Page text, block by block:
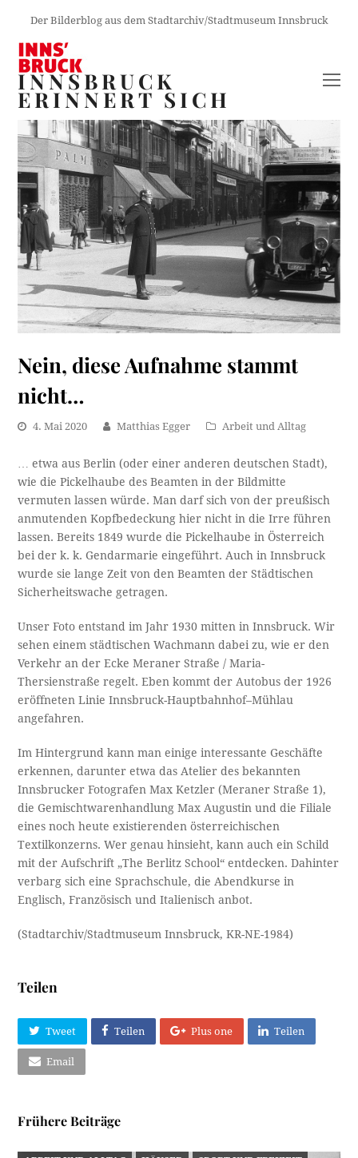
Der Bilderblog aus dem Stadtarchiv/Stadtmuseum Innsbruck
INNSBRUCK
ERINNERT SICH
Nein, diese Aufnahme stammt
nicht…
4. Mai 2020 Matthias Egger Arbeit und Alltag
… etwa aus Berlin (oder einer anderen deutschen Stadt),
wie die Pickelhaube des Beamten in der Bildmitte
vermuten lassen würde. Man darf sich von der preußisch
anmutenden Kopfbedeckung hier nicht in die Irre führen
lassen. Bereits 1849 wurde die Pickelhaube in Österreich
bei der k. k. Gendarmarie eingeführt. Auch in Innsbruck
wurde sie lange Zeit von den Beamten der Städtischen
Sicherheitswache getragen.
Unser Foto entstand im Jahr 1930 mitten in Innsbruck. Wir
sehen einem städtischen Wachmann dabei zu, wie er den
Verkehr an der Ecke Meraner Straße / Maria-
Thersienstraße regelt. Eben kommt der Autobus der 1926
eröffneten Linie Innsbruck-Hauptbahnhof–Mühlau
angefahren.
Im Hintergrund kann man einige interessante Geschäfte
erkennen, darunter etwa das Atelier des bekannten
Innsbrucker Fotografen Max Ketzler (Meraner Straße 1),
die Gemischtwarenhandlung Max Augustin und die Filiale
eines noch heute existierenden österreichischen
Textilkonzerns. Wer genau hinsieht, kann auch ein Schild
mit der Aufschrift „The Berlitz School“ entdecken. Dahinter
verbarg sich eine Sprachschule, die Abendkurse in
Englisch, Französisch und Italienisch anbot.
(Stadtarchiv/Stadtmuseum Innsbruck, KR-NE-1984)
Teilen
Tweet Teilen Plus one Teilen
Email
Frühere Beiträge